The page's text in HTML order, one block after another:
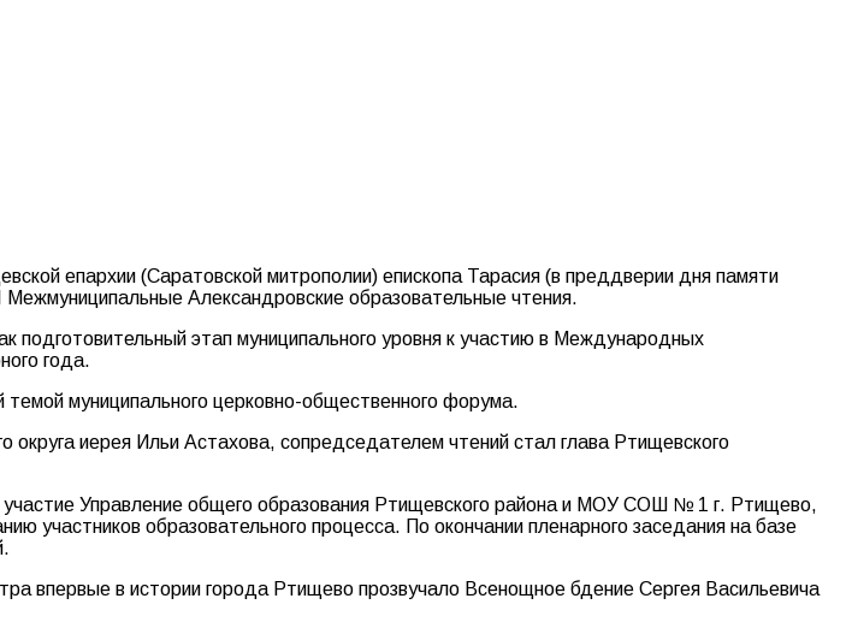
епархии (Саратовской митрополии) епископа Тарасия (в преддверии дня памяти
Межмуниципальные Александровские образовательные чтения.
подготовительный этап муниципального уровня к участию в Международных
года.
муниципального церковно-общественного форума.
иерея Ильи Астахова, сопредседателем чтений стал глава Ртищевского
Управление общего образования Ртищевского района и МОУ СОШ № 1 г. Ртищево,
участников образовательного процесса. По окончании пленарного заседания на базе
впервые в истории города Ртищево прозвучало Всенощное бдение Сергея Васильевича